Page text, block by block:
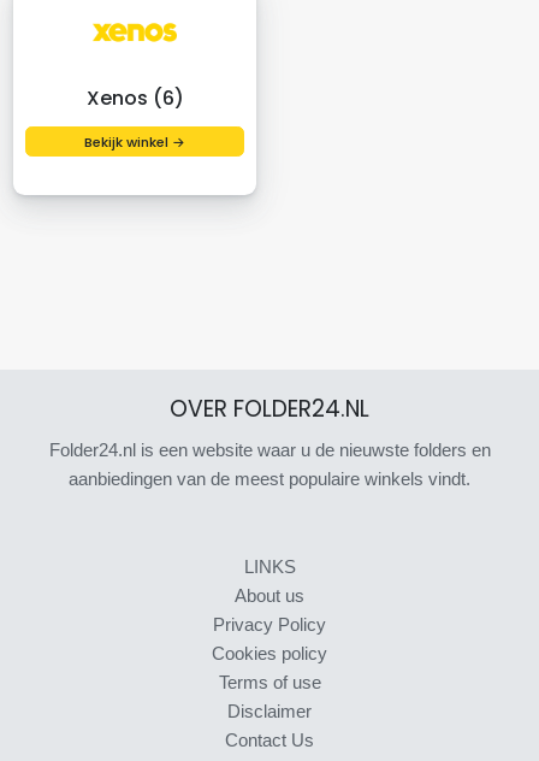
Xenos (6)
Bekijk winkel →
OVER FOLDER24.NL
Folder24.nl is een website waar u de nieuwste folders en
aanbiedingen van de meest populaire winkels vindt.
LINKS
About us
Privacy Policy
Cookies policy
Terms of use
Disclaimer
Contact Us